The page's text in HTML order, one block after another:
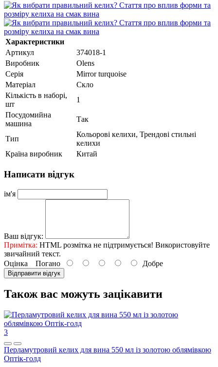
Характеристики
Артикул
374018-1
Виробник
Olens
Серія
Mirror turquoise
Матеріал
Скло
Кількість в наборі,
шт
1
Посудомийна
машина
Так
Тип
Кольорові келихи, Трендові стильні
келихи
Країна виробник
Китай
Написати відгук
ім'я
Ваш відгук:
Примітка: HTML розмітка не підтримується! Використовуйте
звичайний текст.
Оцінка Погано Добре
Відправити відгук
Також вас можуть зацікавити
3
Перламутровий келих для вина 550 мл із золотою облямівкою
Оптік-голд